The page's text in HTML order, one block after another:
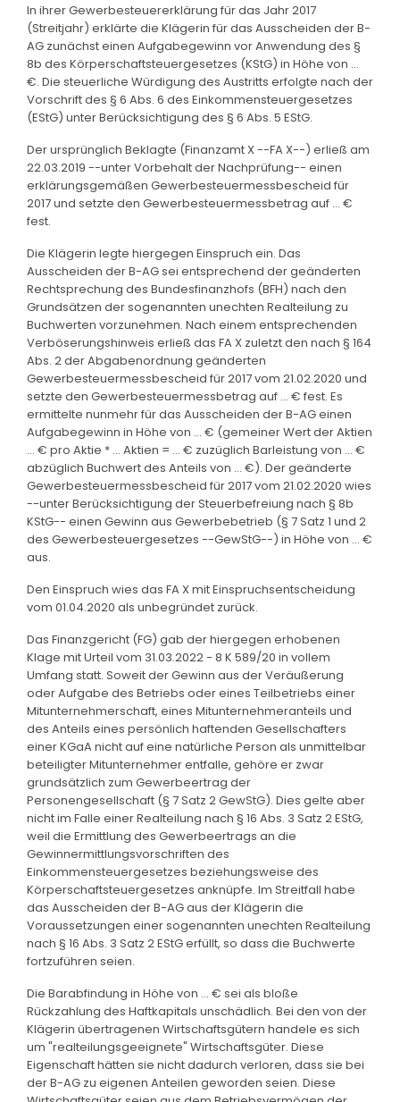
In ihrer Gewerbesteuererklärung für das Jahr 2017
(Streitjahr) erklärte die Klägerin für das Ausscheiden der B-
AG zunächst einen Aufgabegewinn vor Anwendung des §
8b des Körperschaftsteuergesetzes (KStG) in Höhe von ...
€. Die steuerliche Würdigung des Austritts erfolgte nach der
Vorschrift des § 6 Abs. 6 des Einkommensteuergesetzes
(EStG) unter Berücksichtigung des § 6 Abs. 5 EStG.
Der ursprünglich Beklagte (Finanzamt X --FA X--) erließ am
22.03.2019 --unter Vorbehalt der Nachprüfung-- einen
erklärungsgemäßen Gewerbesteuermessbescheid für
2017 und setzte den Gewerbesteuermessbetrag auf ... €
fest.
Die Klägerin legte hiergegen Einspruch ein. Das
Ausscheiden der B-AG sei entsprechend der geänderten
Rechtsprechung des Bundesfinanzhofs (BFH) nach den
Grundsätzen der sogenannten unechten Realteilung zu
Buchwerten vorzunehmen. Nach einem entsprechenden
Verböserungshinweis erließ das FA X zuletzt den nach § 164
Abs. 2 der Abgabenordnung geänderten
Gewerbesteuermessbescheid für 2017 vom 21.02.2020 und
setzte den Gewerbesteuermessbetrag auf ... € fest. Es
ermittelte nunmehr für das Ausscheiden der B-AG einen
Aufgabegewinn in Höhe von ... € (gemeiner Wert der Aktien
... € pro Aktie * ... Aktien = ... € zuzüglich Barleistung von ... €
abzüglich Buchwert des Anteils von ... €). Der geänderte
Gewerbesteuermessbescheid für 2017 vom 21.02.2020 wies
--unter Berücksichtigung der Steuerbefreiung nach § 8b
KStG-- einen Gewinn aus Gewerbebetrieb (§ 7 Satz 1 und 2
des Gewerbesteuergesetzes --GewStG--) in Höhe von ... €
aus.
Den Einspruch wies das FA X mit Einspruchsentscheidung
vom 01.04.2020 als unbegründet zurück.
Das Finanzgericht (FG) gab der hiergegen erhobenen
Klage mit Urteil vom 31.03.2022 - 8 K 589/20 in vollem
Umfang statt. Soweit der Gewinn aus der Veräußerung
oder Aufgabe des Betriebs oder eines Teilbetriebs einer
Mitunternehmerschaft, eines Mitunternehmeranteils und
des Anteils eines persönlich haftenden Gesellschafters
einer KGaA nicht auf eine natürliche Person als unmittelbar
beteiligter Mitunternehmer entfalle, gehöre er zwar
grundsätzlich zum Gewerbeertrag der
Personengesellschaft (§ 7 Satz 2 GewStG). Dies gelte aber
nicht im Falle einer Realteilung nach § 16 Abs. 3 Satz 2 EStG,
weil die Ermittlung des Gewerbeertrags an die
Gewinnermittlungsvorschriften des
Einkommensteuergesetzes beziehungsweise des
Körperschaftsteuergesetzes anknüpfe. Im Streitfall habe
das Ausscheiden der B-AG aus der Klägerin die
Voraussetzungen einer sogenannten unechten Realteilung
nach § 16 Abs. 3 Satz 2 EStG erfüllt, so dass die Buchwerte
fortzuführen seien.
Die Barabfindung in Höhe von ... € sei als bloße
Rückzahlung des Haftkapitals unschädlich. Bei den von der
Klägerin übertragenen Wirtschaftsgütern handele es sich
um "realteilungsgeeignete" Wirtschaftsgüter. Diese
Eigenschaft hätten sie nicht dadurch verloren, dass sie bei
der B-AG zu eigenen Anteilen geworden seien. Diese